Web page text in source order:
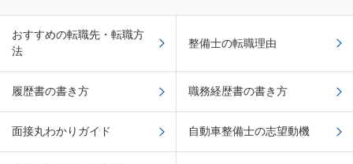
おすすめの転職先・転職方
法
整備士の転職理由
履歴書の書き方 職務経歴書の書き方
面接丸わかりガイド 自動車整備士の志望動機